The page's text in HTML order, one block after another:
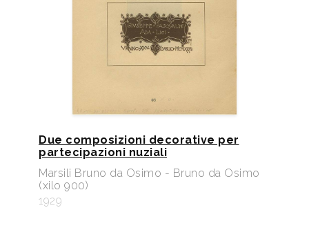
Due composizioni decorative per
partecipazioni nuziali
Marsili Bruno da Osimo - Bruno da Osimo
(xilo 900)
1929